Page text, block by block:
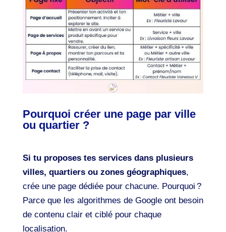
Pourquoi créer une page par ville
ou quartier ?
Si tu proposes tes services dans plusieurs
villes, quartiers ou zones géographiques,
crée une page dédiée pour chacune. Pourquoi ?
Parce que les algorithmes de Google ont besoin
de contenu clair et ciblé pour chaque
localisation.